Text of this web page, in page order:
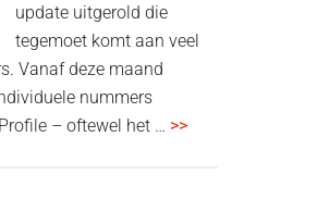
1000XM6
update uitgerold die
tegemoet komt aan veel
Vanaf deze maand
nummers
– oftewel het … >>overSpotify